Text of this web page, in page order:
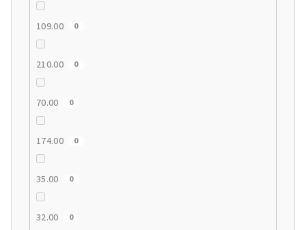
109.00 0
210.00 0
70.00 0
174.00 0
35.00 0
32.00 0